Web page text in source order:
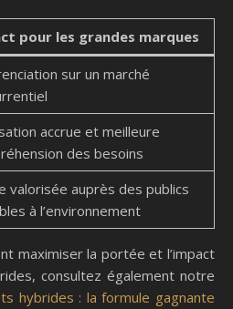
pour les grandes marques
sur un marché
accrue et meilleure
des besoins
valorisée auprès des publics
à l’environnement
maximiser la portée et l’impact
consultez également notre
hybrides : la formule gagnante